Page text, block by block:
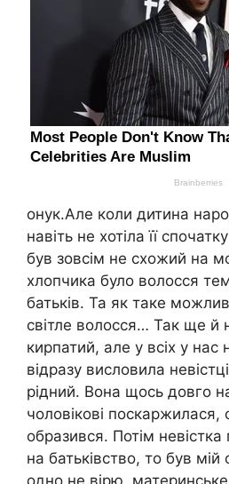
онук.Aле коли дитина
навіть не хотіла її
був зовсім не схожий на
хлопчика було волосся
батьків. Та як таке
світле волосся… Так ще й
кирпатий, але у всіх у нас
відразу висловила
рідний. Вона щось довго
чоловікові
образився. Потім
на батьківство, то був
одно не вірю,